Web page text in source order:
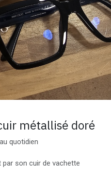
métallisé doré
quotidien
son cuir de vachette